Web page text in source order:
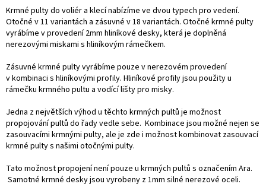
Krmné pulty do voliér a klecí nabízíme ve dvou typech pro vedení.
Otočné v 11 variantách a zásuvné v 18 variantách. Otočné krmné pulty
vyrábíme v provedení 2mm hliníkové desky, která je doplněná
nerezovými miskami s hliníkovým rámečkem.
Zásuvné krmné pulty vyrábíme pouze v nerezovém provedení
v kombinaci s hliníkovými profily. Hliníkové profily jsou použity u
rámečku krmného pultu a vodící lišty pro misky.
Jedna z největších výhod u těchto krmných pultů je možnost
propojování pultů do řady vedle sebe. Kombinace jsou možné nejen se
zasouvacími krmnými pulty, ale je zde i možnost kombinovat zasouvací
krmné pulty s našimi otočnými pulty.
Tato možnost propojení není pouze u krmných pultů s označením Ara.
Samotné krmné desky jsou vyrobeny z 1mm silné nerezové oceli.